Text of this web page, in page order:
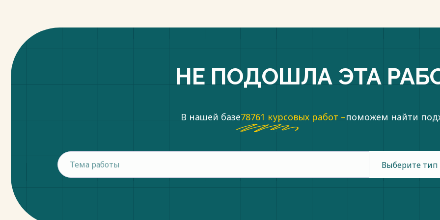
НЕ ПОДОШЛА ЭТА
В нашей базе78761 курсовых работ –поможем найти
Выберите тип